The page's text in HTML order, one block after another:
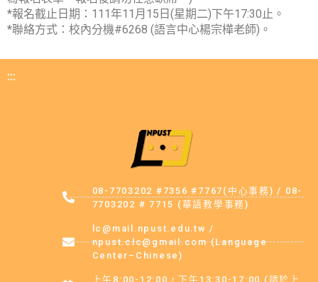
*報名截止日期：111年11月15日(星期二)下午17:30止。
*聯絡方式：校內分機#6268 (語言中心楊宗樺老師)。
:::
08-7703202 #7356 #7767(中心事務) / 08-
7703202 # 7715 (華語教學事務)
lc@mail.npust.edu.tw /
npust.clc@gmail.com (Language
Center–Chinese)
上午8:00-12:00，下午13:30-17:00 (請於上